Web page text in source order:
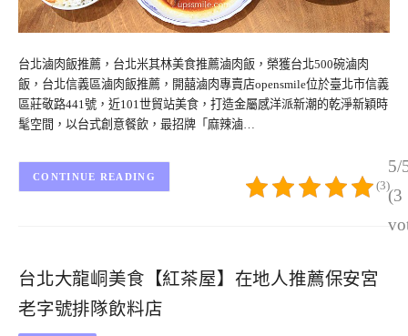
台北滷肉飯推薦，台北米其林美食推薦滷肉飯，榮獲台北500碗滷肉
飯，台北信義區滷肉飯推薦，開囍滷肉專賣店opensmile位於臺北市信義
區莊敬路441號，近101世貿站美食，打造金屬感洋派新潮的乾淨新穎時
髦空間，以台式創意餐飲，最招牌「麻辣滷…
5/
(3
(3)
CONTINUE READING
台北大龍峒美食【紅茶屋】在地人推薦保安宮
老字號排隊飲料店